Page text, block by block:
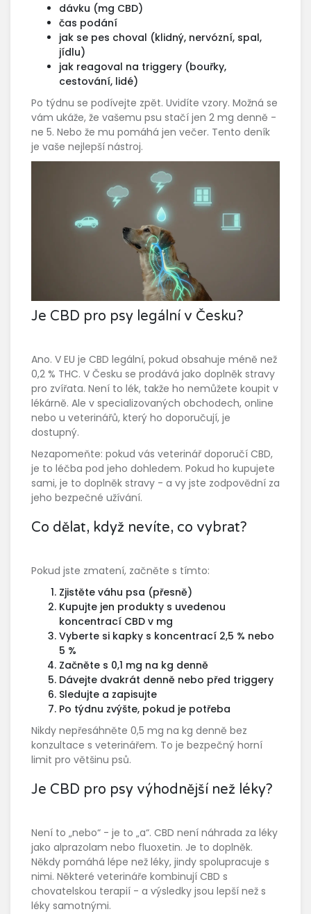
dávku (mg CBD)
čas podání
jak se pes choval (klidný, nervózní, spal,
jídlu)
jak reagoval na triggery (bouřky,
cestování, lidé)
Po týdnu se podívejte zpět. Uvidíte vzory. Možná se
vám ukáže, že vašemu psu stačí jen 2 mg denně -
ne 5. Nebo že mu pomáhá jen večer. Tento deník
je vaše nejlepší nástroj.
Je CBD pro psy legální v Česku?
Ano. V EU je CBD legální, pokud obsahuje méně než
0,2 % THC. V Česku se prodává jako doplněk stravy
pro zvířata. Není to lék, takže ho nemůžete koupit v
lékárně. Ale v specializovaných obchodech, online
nebo u veterinářů, který ho doporučují, je
dostupný.
Nezapomeňte: pokud vás veterinář doporučí CBD,
je to léčba pod jeho dohledem. Pokud ho kupujete
sami, je to doplněk stravy - a vy jste zodpovědní za
jeho bezpečné užívání.
Co dělat, když nevíte, co vybrat?
Pokud jste zmatení, začněte s tímto:
Zjistěte váhu psa (přesně)
Kupujte jen produkty s uvedenou
koncentrací CBD v mg
Vyberte si kapky s koncentrací 2,5 % nebo
5 %
Začněte s 0,1 mg na kg denně
Dávejte dvakrát denně nebo před triggery
Sledujte a zapisujte
Po týdnu zvýšte, pokud je potřeba
Nikdy nepřesáhněte 0,5 mg na kg denně bez
konzultace s veterinářem. To je bezpečný horní
limit pro většinu psů.
Je CBD pro psy výhodnější než léky?
Není to „nebo“ - je to „a“. CBD není náhrada za léky
jako alprazolam nebo fluoxetin. Je to doplněk.
Někdy pomáhá lépe než léky, jindy spolupracuje s
nimi. Některé veterináře kombinují CBD s
chovatelskou terapií - a výsledky jsou lepší než s
léky samotnými.